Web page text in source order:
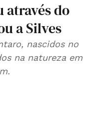
através do
a Silves
nascidos no
na natureza em